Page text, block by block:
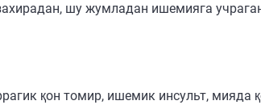
шу жумладан ишемияга
қон томир, ишемик инсульт, мияда